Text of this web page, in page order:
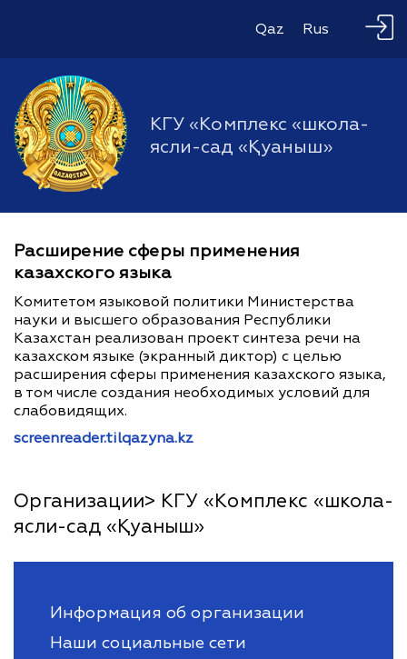
Qaz Rus
КГУ «Комплекс «школа-
ясли-сад «Қуаныш»
Расширение сферы применения
казахского языка
Комитетом языковой политики Министерства
науки и высшего образования Республики
Казахстан реализован проект синтеза речи на
казахском языке (экранный диктор) с целью
расширения сферы применения казахского языка,
в том числе создания необходимых условий для
слабовидящих.
screenreader.tilqazyna.kz
Организации> КГУ «Комплекс «школа-
ясли-сад «Қуаныш»
Информация об организации
Наши социальные сети